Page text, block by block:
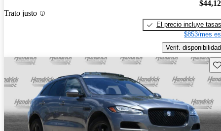
Trato justo
El precio incluye tasas
$853/mes
Verif. disponibilidad